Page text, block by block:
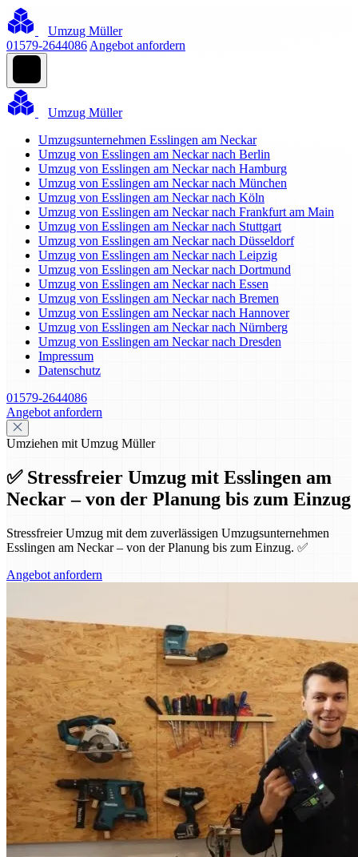
Umzug Müller
01579-2644086 Angebot anfordern
Umzug Müller
Umzugsunternehmen Esslingen am Neckar
Umzug von Esslingen am Neckar nach Berlin
Umzug von Esslingen am Neckar nach Hamburg
Umzug von Esslingen am Neckar nach München
Umzug von Esslingen am Neckar nach Köln
Umzug von Esslingen am Neckar nach Frankfurt am Main
Umzug von Esslingen am Neckar nach Stuttgart
Umzug von Esslingen am Neckar nach Düsseldorf
Umzug von Esslingen am Neckar nach Leipzig
Umzug von Esslingen am Neckar nach Dortmund
Umzug von Esslingen am Neckar nach Essen
Umzug von Esslingen am Neckar nach Bremen
Umzug von Esslingen am Neckar nach Hannover
Umzug von Esslingen am Neckar nach Nürnberg
Umzug von Esslingen am Neckar nach Dresden
Impressum
Datenschutz
01579-2644086
Angebot anfordern
Umziehen mit Umzug Müller
✅ Stressfreier Umzug mit Esslingen am
Neckar – von der Planung bis zum Einzug
Stressfreier Umzug mit dem zuverlässigen Umzugsunternehmen
Esslingen am Neckar – von der Planung bis zum Einzug. ✅
Angebot anfordern